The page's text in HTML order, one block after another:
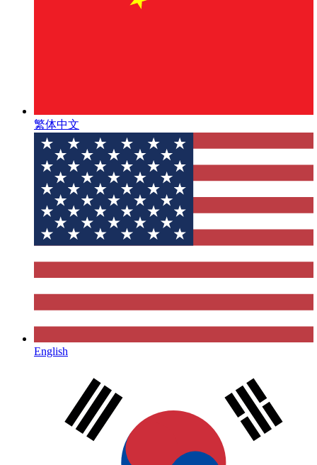
繁体中文
English